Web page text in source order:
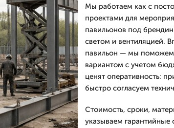
Мы работаем как с
проектами для
павильонов под
светом и вентиляцией.
павильон — мы
вариантом с учетом
ценят оперативность:
быстро согласуем
Стоимость, сроки,
указываем гарантийные